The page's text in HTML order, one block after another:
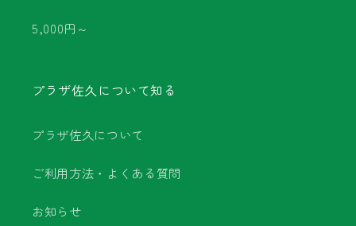
5,000円～
プラザ佐久について知る
プラザ佐久について
ご利用方法・よくある質問
お知らせ